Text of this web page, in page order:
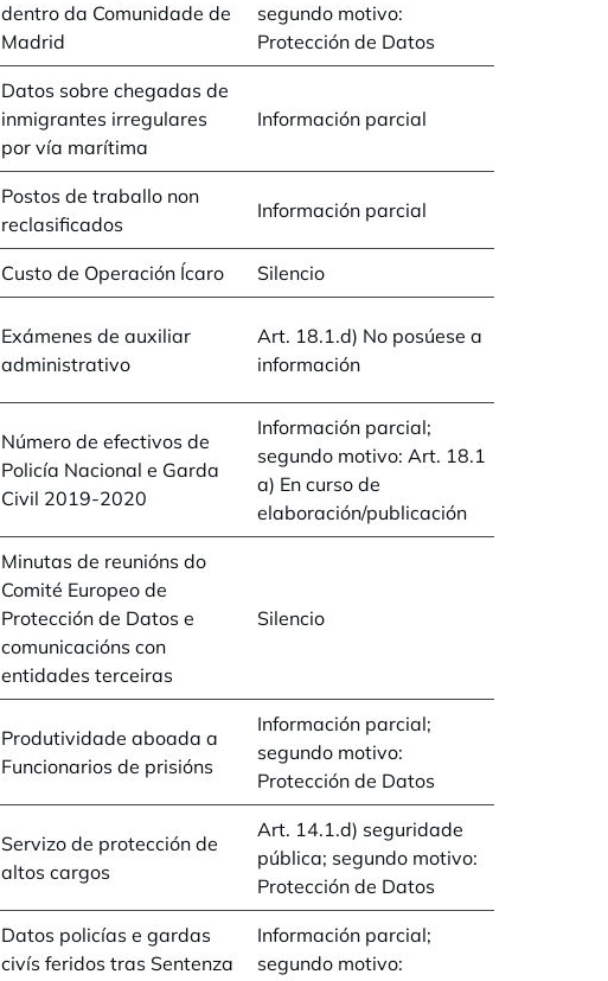
dentro da Comunidade de
Madrid
segundo motivo:
Protección de Datos
Datos sobre chegadas de
inmigrantes irregulares
por vía marítima
Información parcial
Postos de traballo non
reclasificados
Información parcial
Custo de Operación Ícaro Silencio
Exámenes de auxiliar
administrativo
Art. 18.1.d) No posúese a
información
Número de efectivos de
Policía Nacional e Garda
Civil 2019-2020
Información parcial;
segundo motivo: Art. 18.1
a) En curso de
elaboración/publicación
Minutas de reunións do
Comité Europeo de
Protección de Datos e
comunicacións con
entidades terceiras
Silencio
Produtividade aboada a
Funcionarios de prisións
Información parcial;
segundo motivo:
Protección de Datos
Servizo de protección de
altos cargos
Art. 14.1.d) seguridade
pública; segundo motivo:
Protección de Datos
Datos policías e gardas
civís feridos tras Sentenza
Información parcial;
segundo motivo: